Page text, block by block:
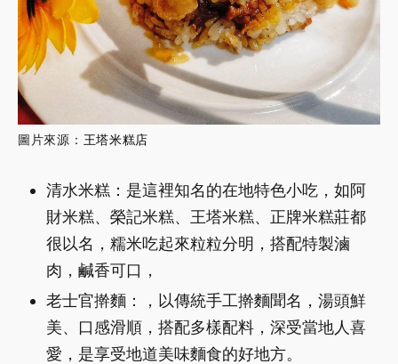
圖片來源： 王塔米糕店
清水米糕：是這裡知名的在地特色小吃，如阿
財米糕、榮記米糕、王塔米糕、正牌米糕莊都
很以名，糯米吃起來粒粒分明，搭配特製滷
肉，鹹香可口，
老士官擀麵：，以傳統手工擀麵聞名，湯頭鮮
美、口感滑順，搭配多樣配料，深受當地人喜
愛，是享受地道美味麵食的好地方。